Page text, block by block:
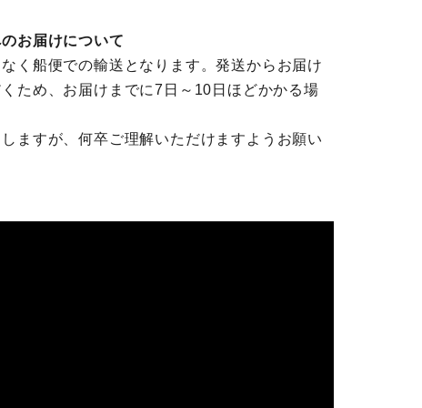
お届けについて
く船便での輸送となります。発送からお届け
ため、お届けまでに7日～10日ほどかかる場
ますが、何卒ご理解いただけますようお願い